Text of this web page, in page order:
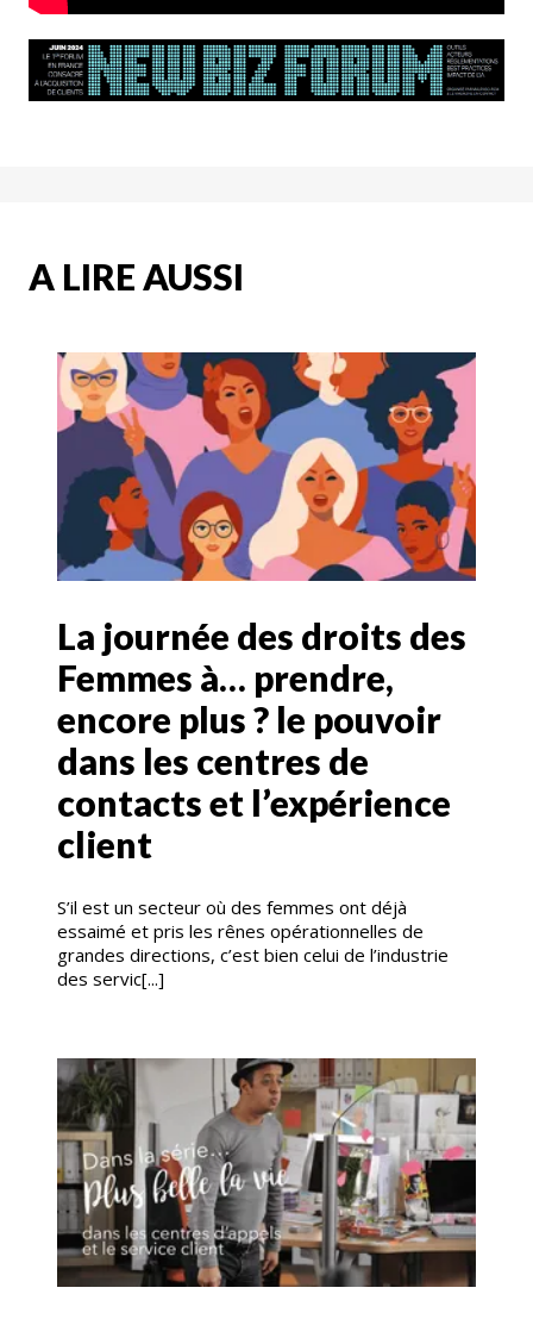
A LIRE AUSSI
La journée des droits des
Femmes à… prendre,
encore plus ? le pouvoir
dans les centres de
contacts et l’expérience
client
S’il est un secteur où des femmes ont déjà
essaimé et pris les rênes opérationnelles de
grandes directions, c’est bien celui de l’industrie
des servic[...]